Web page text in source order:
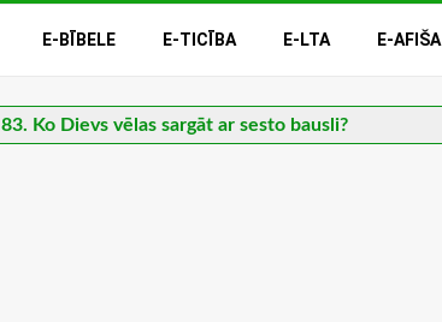
E-BĪBELE E-TICĪBA E-LTA E-AFIŠA
83. Ko Dievs vēlas sargāt ar sesto bausli?